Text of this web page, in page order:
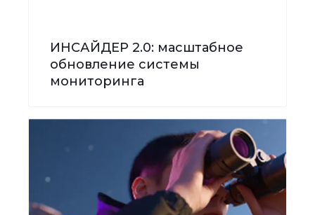
ИНСАЙДЕР 2.0: масштабное
обновление системы
мониторинга